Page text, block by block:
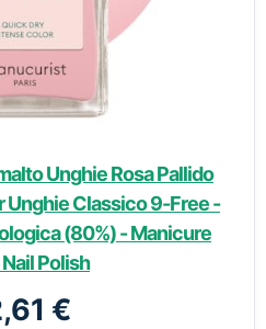
Unghie Rosa Pallido
Unghie Classico 9-Free -
(80%) - Manicure
Polish
€